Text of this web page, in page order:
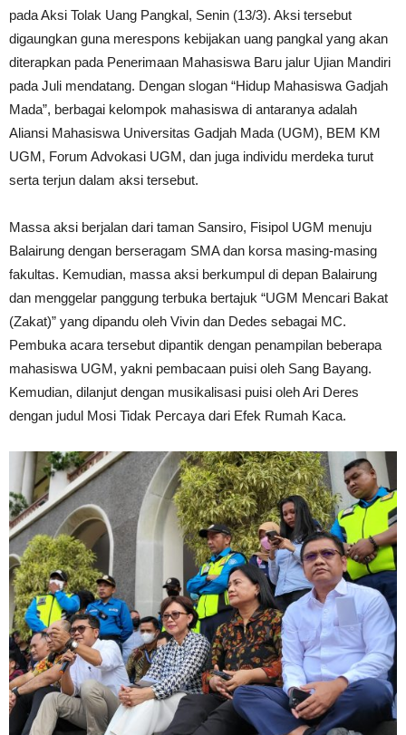
pada Aksi Tolak Uang Pangkal, Senin (13/3). Aksi tersebut
digaungkan guna merespons kebijakan uang pangkal yang akan
diterapkan pada Penerimaan Mahasiswa Baru jalur Ujian Mandiri
pada Juli mendatang. Dengan slogan “Hidup Mahasiswa Gadjah
Mada”, berbagai kelompok mahasiswa di antaranya adalah
Aliansi Mahasiswa Universitas Gadjah Mada (UGM), BEM KM
UGM, Forum Advokasi UGM, dan juga individu merdeka turut
serta terjun dalam aksi tersebut.
Massa aksi berjalan dari taman Sansiro, Fisipol UGM menuju
Balairung dengan berseragam SMA dan korsa masing-masing
fakultas. Kemudian, massa aksi berkumpul di depan Balairung
dan menggelar panggung terbuka bertajuk “UGM Mencari Bakat
(Zakat)” yang dipandu oleh Vivin dan Dedes sebagai MC.
Pembuka acara tersebut dipantik dengan penampilan beberapa
mahasiswa UGM, yakni pembacaan puisi oleh Sang Bayang.
Kemudian, dilanjut dengan musikalisasi puisi oleh Ari Deres
dengan judul Mosi Tidak Percaya dari Efek Rumah Kaca.